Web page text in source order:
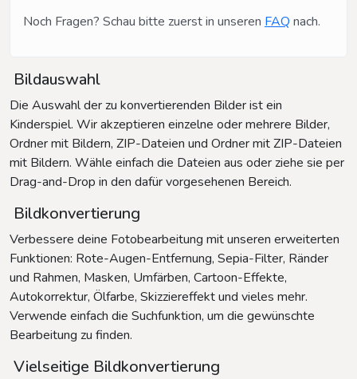
Noch Fragen? Schau bitte zuerst in unseren FAQ nach.
Bildauswahl
Die Auswahl der zu konvertierenden Bilder ist ein
Kinderspiel. Wir akzeptieren einzelne oder mehrere Bilder,
Ordner mit Bildern, ZIP-Dateien und Ordner mit ZIP-Dateien
mit Bildern. Wähle einfach die Dateien aus oder ziehe sie per
Drag-and-Drop in den dafür vorgesehenen Bereich.
Bildkonvertierung
Verbessere deine Fotobearbeitung mit unseren erweiterten
Funktionen: Rote-Augen-Entfernung, Sepia-Filter, Ränder
und Rahmen, Masken, Umfärben, Cartoon-Effekte,
Autokorrektur, Ölfarbe, Skizziereffekt und vieles mehr.
Verwende einfach die Suchfunktion, um die gewünschte
Bearbeitung zu finden.
Vielseitige Bildkonvertierung